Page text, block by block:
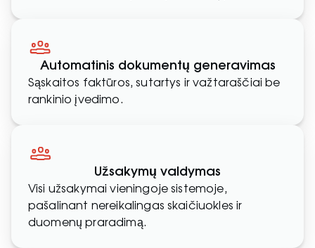
Automatinis dokumentų generavimas
Sąskaitos faktūros, sutartys ir važtaraščiai be
rankinio įvedimo.
Užsakymų valdymas
Visi užsakymai vieningoje sistemoje,
pašalinant nereikalingas skaičiuokles ir
duomenų praradimą.